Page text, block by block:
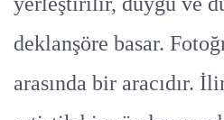
deklanşöre basar.
arasında bir aracıdır.